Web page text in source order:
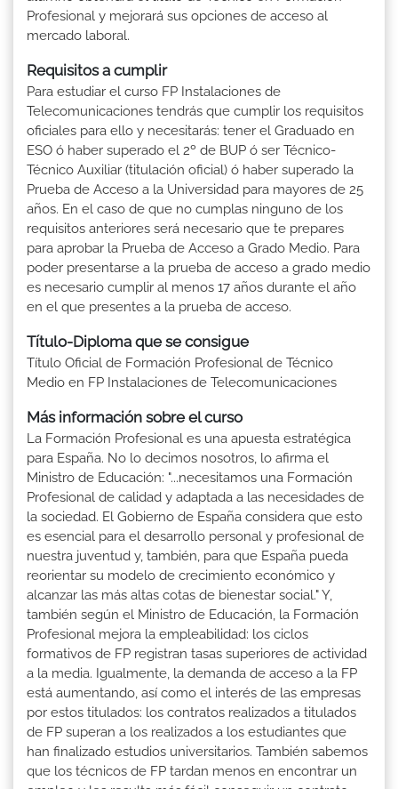
Profesional y mejorará sus opciones de acceso al
mercado laboral.
Requisitos a cumplir
Para estudiar el curso FP Instalaciones de
Telecomunicaciones tendrás que cumplir los requisitos
oficiales para ello y necesitarás: tener el Graduado en
ESO ó haber superado el 2º de BUP ó ser Técnico-
Técnico Auxiliar (titulación oficial) ó haber superado la
Prueba de Acceso a la Universidad para mayores de 25
años. En el caso de que no cumplas ninguno de los
requisitos anteriores será necesario que te prepares
para aprobar la Prueba de Acceso a Grado Medio. Para
poder presentarse a la prueba de acceso a grado medio
es necesario cumplir al menos 17 años durante el año
en el que presentes a la prueba de acceso.
Título-Diploma que se consigue
Título Oficial de Formación Profesional de Técnico
Medio en FP Instalaciones de Telecomunicaciones
Más información sobre el curso
La Formación Profesional es una apuesta estratégica
para España. No lo decimos nosotros, lo afirma el
Ministro de Educación: "...necesitamos una Formación
Profesional de calidad y adaptada a las necesidades de
la sociedad. El Gobierno de España considera que esto
es esencial para el desarrollo personal y profesional de
nuestra juventud y, también, para que España pueda
reorientar su modelo de crecimiento económico y
alcanzar las más altas cotas de bienestar social." Y,
también según el Ministro de Educación, la Formación
Profesional mejora la empleabilidad: los ciclos
formativos de FP registran tasas superiores de actividad
a la media. Igualmente, la demanda de acceso a la FP
está aumentando, así como el interés de las empresas
por estos titulados: los contratos realizados a titulados
de FP superan a los realizados a los estudiantes que
han finalizado estudios universitarios. También sabemos
que los técnicos de FP tardan menos en encontrar un